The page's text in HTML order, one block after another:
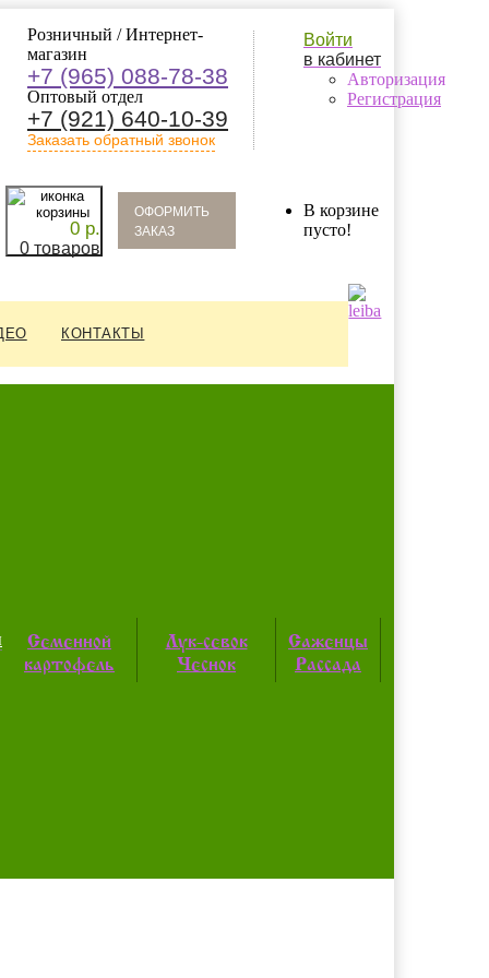
Розничный / Интернет-
магазин
+7 (965) 088-78-38
Оптовый отдел
+7 (921) 640-10-39
Заказать обратный звонок
Войти
в кабинет
Авторизация
Регистрация
0 р.
0 товаров
oформить
заказ
В корзине
пусто!
КОНТАКТЫ
Семенной
картофель
Лук-севок
Чеснок
Саженцы
Рассада